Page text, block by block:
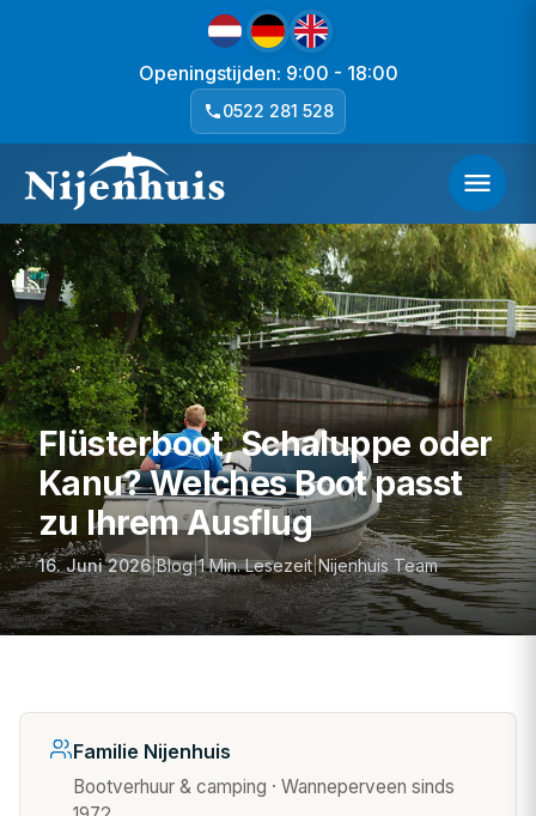
Openingstijden: 9:00 - 18:00
0522 281 528
Flüsterboot, Schaluppe oder
Kanu? Welches Boot passt
zu Ihrem Ausflug
16. Juni 2026|Blog|1 Min. Lesezeit|Nijenhuis Team
Familie Nijenhuis
Bootverhuur & camping · Wanneperveen sinds